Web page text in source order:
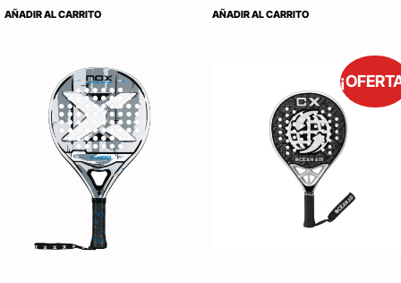
AÑADIR AL CARRITO AÑADIR AL CARRITO